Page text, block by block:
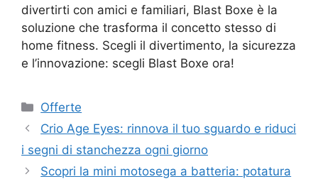
divertirti con amici e familiari, Blast Boxe è la
soluzione che trasforma il concetto stesso di
home fitness. Scegli il divertimento, la sicurezza
e l’innovazione: scegli Blast Boxe ora!
Categorie
Offerte
Crio Age Eyes: rinnova il tuo sguardo e riduci
i segni di stanchezza ogni giorno
Scopri la mini motosega a batteria: potatura